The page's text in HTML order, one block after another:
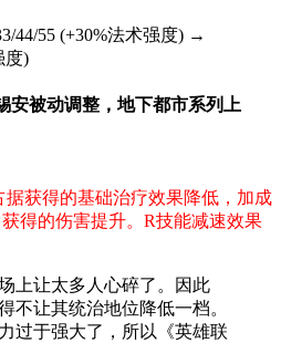
55 (+30%法术强度) →
度)
获得的基础治疗效果降低，加成
得的伤害提升。R技能减速效果
让太多人心碎了。因此
不让其统治地位降低一档。
过于强大了，所以《英雄联